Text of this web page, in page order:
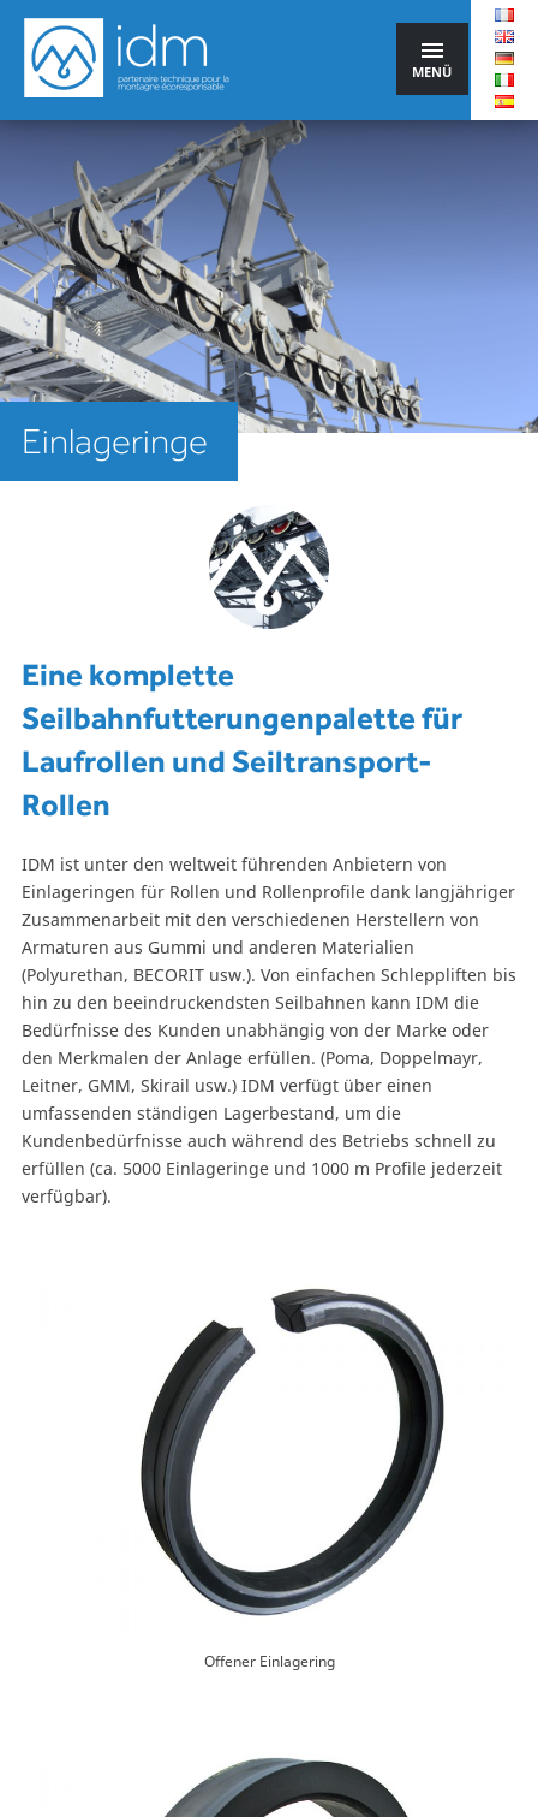
MENÜ
Einlageringe
Eine komplette
Seilbahnfutterungenpalette für
Laufrollen und Seiltransport-
Rollen
IDM ist unter den weltweit führenden Anbietern von
Einlageringen für Rollen und Rollenprofile dank langjähriger
Zusammenarbeit mit den verschiedenen Herstellern von
Armaturen aus Gummi und anderen Materialien
(Polyurethan, BECORIT usw.). Von einfachen Schleppliften bis
hin zu den beeindruckendsten Seilbahnen kann IDM die
Bedürfnisse des Kunden unabhängig von der Marke oder
den Merkmalen der Anlage erfüllen. (Poma, Doppelmayr,
Leitner, GMM, Skirail usw.) IDM verfügt über einen
umfassenden ständigen Lagerbestand, um die
Kundenbedürfnisse auch während des Betriebs schnell zu
erfüllen (ca. 5000 Einlageringe und 1000 m Profile jederzeit
verfügbar).
Offener Einlagering